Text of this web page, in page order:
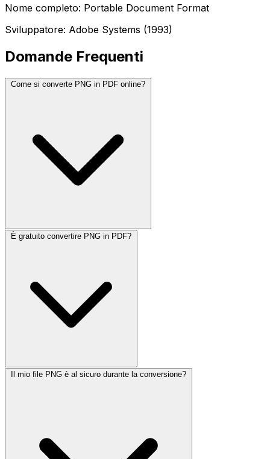
Nome completo: Portable Document Format
Sviluppatore: Adobe Systems (1993)
Domande Frequenti
Come si converte PNG in PDF online?
È gratuito convertire PNG in PDF?
Il mio file PNG è al sicuro durante la conversione?